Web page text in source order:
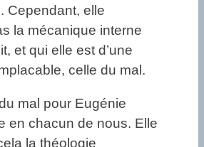
Cependant, elle
la mécanique interne
et qui elle est d’une
celle du mal.
mal pour Eugénie
en chacun de nous. Elle
la théologie